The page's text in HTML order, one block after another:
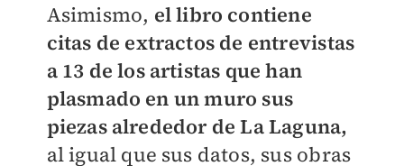
Asimismo, el libro contiene
citas de extractos de entrevistas
a 13 de los artistas que han
plasmado en un muro sus
piezas alrededor de La Laguna,
al igual que sus datos, sus obras